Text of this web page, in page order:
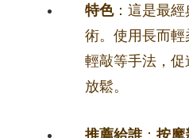
特色：這是最經
術。使用長而
輕敲等手法，
放鬆。